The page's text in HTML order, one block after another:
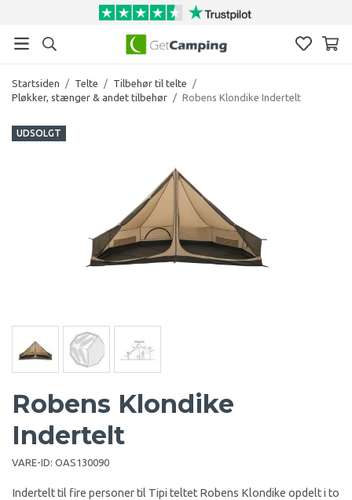
Startsiden / Telte / Tilbehør til telte
/
Pløkker, stænger & andet tilbehør / Robens Klondike Indertelt
UDSOLGT
Robens Klondike
Indertelt
VARE-ID: OAS130090
Indertelt til fire personer til Tipi teltet Robens Klondike opdelt i to